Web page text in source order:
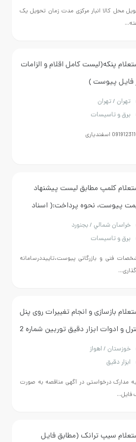
انبار مرکزی مدت زمان تحویل یک
کامل اقلام و الزامات
)
مطابق لیست پیشنهاد
نحوه پرداخت:( اسناد
بجنورد
اولویت باکالای ایرانی
/ بجنورد
پیوست،تاییددرسامانه
و انجام تغییرات روی پنل
کنترل و ادوات ابزار دقیق توربین شماره 2
3
در آگهی مناقصه به صورت
ترانک (مطابق فایل